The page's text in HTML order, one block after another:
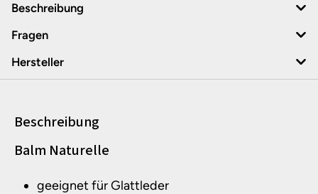
Beschreibung
Fragen
Hersteller
Beschreibung
Produktinformationen
Balm Naturelle
geeignet für Glattleder